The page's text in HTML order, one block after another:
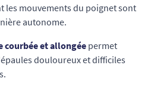
les mouvements du poignet sont
autonome.
courbée et allongée permet
douloureux et difficiles